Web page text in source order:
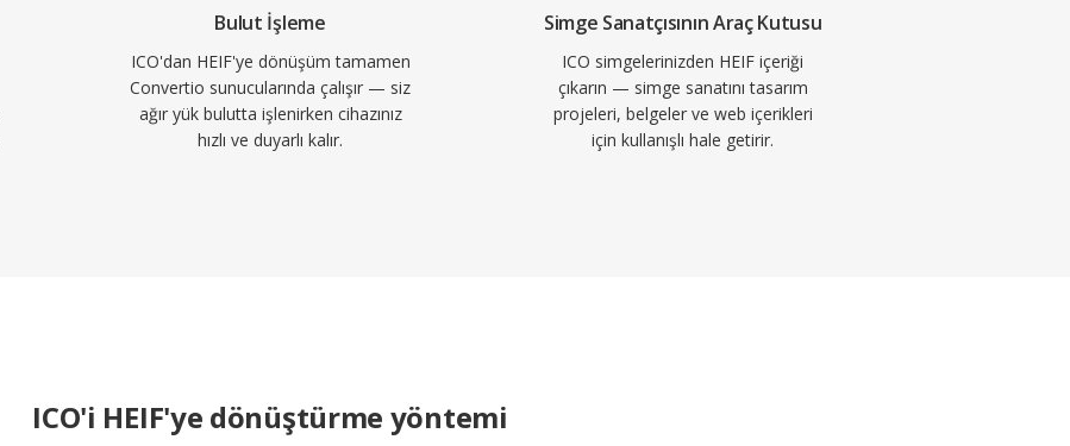
Bulut İşleme
ICO'dan HEIF'ye dönüşüm tamamen
Convertio sunucularında çalışır — siz
ağır yük bulutta işlenirken cihazınız
hızlı ve duyarlı kalır.
Simge Sanatçısının Araç Kutusu
ICO simgelerinizden HEIF içeriği
çıkarın — simge sanatını tasarım
projeleri, belgeler ve web içerikleri
için kullanışlı hale getirir.
ICO'i HEIF'ye dönüştürme yöntemi